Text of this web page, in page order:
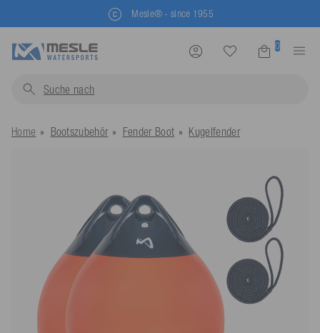
Mesle® - since 1955
0
Suche nach
Home Bootszubehör Fender Boot Kugelfender